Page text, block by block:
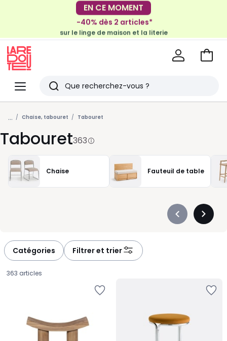
EN CE MOMENT
-30€ tous les 100€*
-40% dès 2 articles*
sur le linge de maison et la literie
Menu
Redoute
Rechercher
Derniers
articles
vus
Voir
... Chaise, tabouret Tabouret
Tabouret363
Chaise Fauteuil de table
Précédent
Catégories Filtrer et trier
363 articles